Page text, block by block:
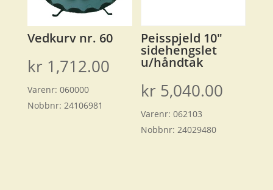
Vedkurv nr. 60
kr 1,712.00
Varenr: 060000
Nobbnr: 24106981
Peisspjeld 10″
sidehengslet
u/håndtak
kr 5,040.00
Varenr:062103
Nobbnr:24029480